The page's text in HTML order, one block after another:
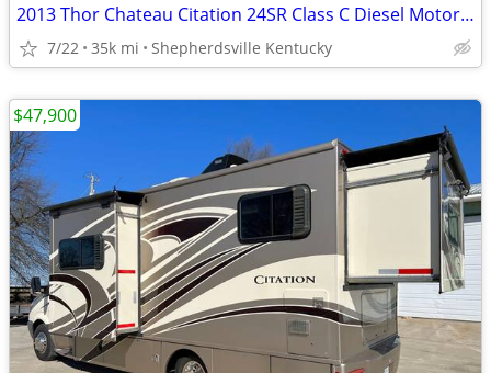
2013 Thor Chateau Citation 24SR Class C Diesel Motorhome
7/22 35k mi Shepherdsville Kentucky
$47,900